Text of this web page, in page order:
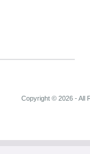
Copyright © 2026 - All